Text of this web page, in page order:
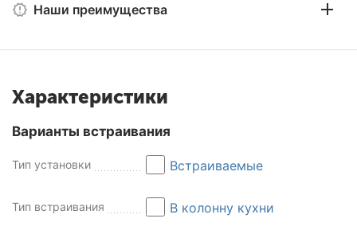
Наши преимущества
Характеристики
Варианты встраивания
Тип установки Встраиваемые
Тип встраивания В колонну кухни